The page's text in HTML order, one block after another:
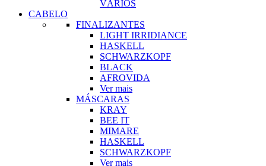
VÁRIOS
CABELO
FINALIZANTES
LIGHT IRRIDIANCE
HASKELL
SCHWARZKOPF
BLACK
AFROVIDA
Ver mais
MÁSCARAS
KRAY
BEE IT
MIMARE
HASKELL
SCHWARZKOPF
Ver mais